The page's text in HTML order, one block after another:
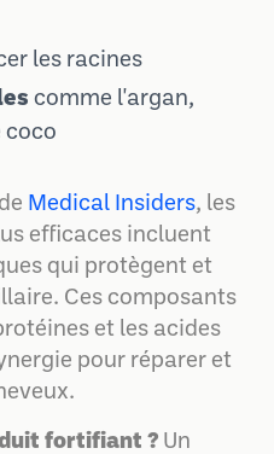
les racines
comme l'argan,
coco
Medical Insiders, les
efficaces incluent
qui protègent et
Ces composants
et les acides
pour réparer et
fortifiant ? Un